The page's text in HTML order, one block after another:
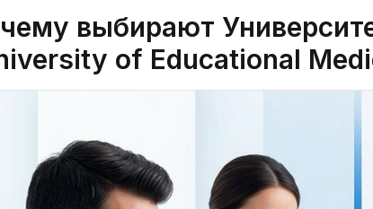
выбирают
of Educational